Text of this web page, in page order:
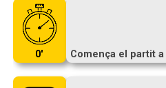
0′ Comença el partit a